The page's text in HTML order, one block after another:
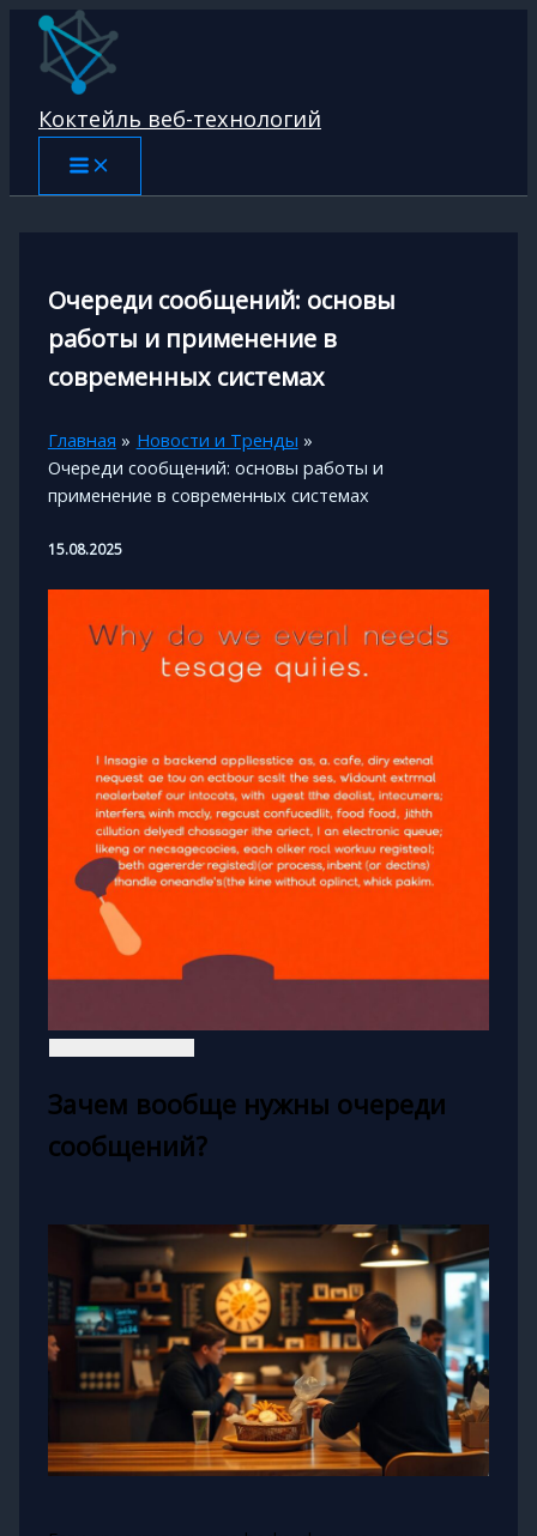
Перейти
содержимому
Коктейль веб-технологий
Очереди сообщений: основы
работы и применение в
современных системах
Главная
Новости и Тренды
Очереди сообщений: основы работы и
применение в современных системах
15.08.2025
Зачем вообще нужны очереди
сообщений?